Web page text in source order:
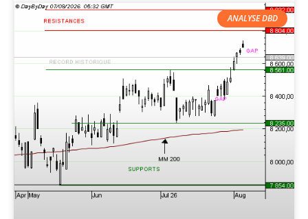
ANALYSE DBD